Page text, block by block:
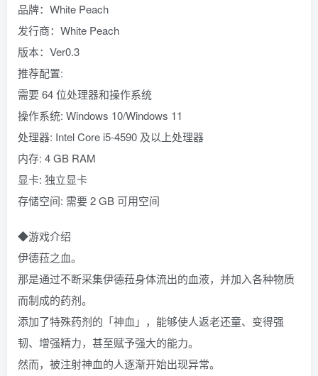
品牌：White Peach
发行商：White Peach
版本：Ver0.3
推荐配置:
需要 64 位处理器和操作系统
操作系统: Windows 10/Windows 11
处理器: Intel Core i5-4590 及以上处理器
内存: 4 GB RAM
显卡: 独立显卡
存储空间: 需要 2 GB 可用空间
◆游戏介绍
伊德菈之血。
那是通过不断采集伊德菈身体流出的血液，并加入各种物质
而制成的药剂。
添加了特殊药剂的「神血」，能够使人返老还童、变得强
韧、增强精力，甚至赋予强大的能力。
然而，被注射神血的人逐渐开始出现异常。